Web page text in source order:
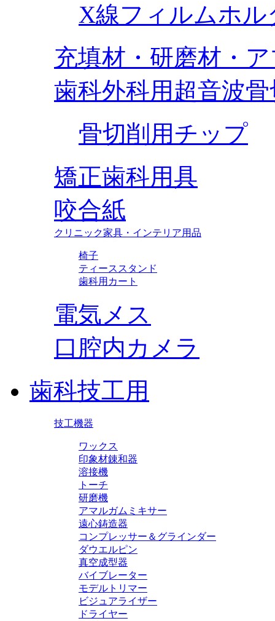
X線フィルムホル
充填材・研磨材・
歯科外科用超音波
骨切削用チップ
矯正歯科用具
咬合紙
クリニック家具・インテリア用品
椅子
ティーススタンド
歯科用カート
電気メス
口腔内カメラ
歯科技工用
技工機器
ワックス
印象材錬和器
溶接機
トーチ
研磨機
アマルガムミキサー
遠心鋳造器
コンプレッサー＆グラインダー
ダウエルピン
真空成型器
バイブレーター
モデルトリマー
ビジュアライザー
ドライヤー